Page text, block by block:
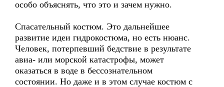
особо объяснять, что это и зачем нужно.
Спасательный костюм. Это дальнейшее
развитие идеи гидрокостюма, но есть нюанс.
Человек, потерпевший бедствие в результате
авиа- или морской катастрофы, может
оказаться в воде в бессознательном
состоянии. Но даже и в этом случае костюм с